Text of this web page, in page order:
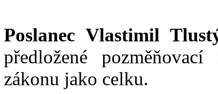
Poslanec Vlastimil
předložené
zákonu jako celku.